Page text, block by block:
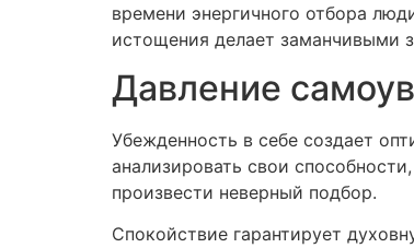
времени энергичного отбора
истощения делает заманчивыми
Давление
Убежденность в себе создает
анализировать свои
произвести неверный подбор.
Спокойствие гарантирует